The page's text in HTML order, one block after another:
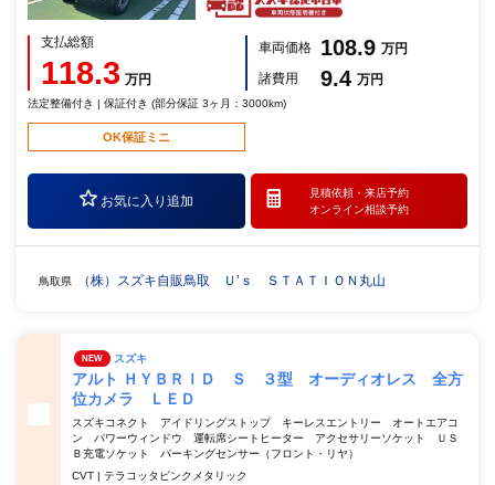
支払総額
118.3 万円
車両価格 108.9 万円
諸費用
9.4 万円
法定整備付き | 保証付き (部分保証 3ヶ月：3000km)
OK保証ミニ
お気に入り追加
見積依頼・ 来店予約
オンライン相談予約
鳥取県 （株）スズキ自販鳥取 Ｕ’ｓ ＳＴＡＴＩＯＮ丸山
NEW スズキ
アルト ＨＹＢＲＩＤ Ｓ ３型 オーディオレス 全方
位カメラ ＬＥＤ
スズキコネクト アイドリングストップ キーレスエントリー オートエアコ
ン パワーウィンドウ 運転席シートヒーター アクセサリーソケット ＵＳ
Ｂ充電ソケット パーキングセンサー（フロント・リヤ）
CVT | テラコッタピンクメタリック